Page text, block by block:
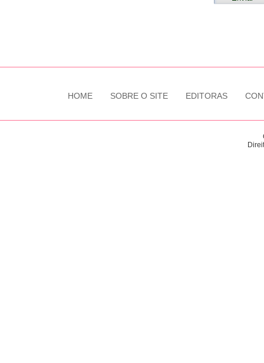
HOME SOBRE O SITE EDITORAS